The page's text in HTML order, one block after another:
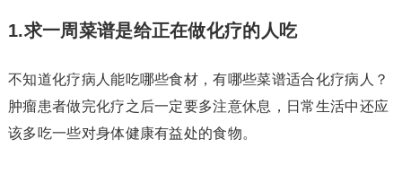
1.求一周菜谱是给正在做化疗的人吃
不知道化疗病人能吃哪些食材，有哪些菜谱适合化疗病人？
肿瘤患者做完化疗之后一定要多注意休息，日常生活中还应
该多吃一些对身体健康有益处的食物。